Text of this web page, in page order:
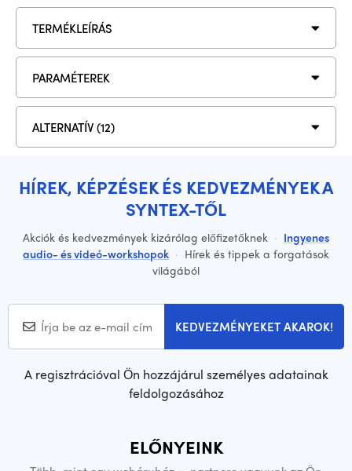
TERMÉKLEÍRÁS
PARAMÉTEREK
ALTERNATÍV (12)
HÍREK, KÉPZÉSEK ÉS KEDVEZMÉNYEK A
SYNTEX-TŐL
Akciók és kedvezmények kizárólag előfizetőknek · Ingyenes
audio- és videó-workshopok · Hírek és tippek a forgatások
világából
KEDVEZMÉNYEKET AKAROK!
A regisztrációval Ön hozzájárul személyes adatainak
feldolgozásához
ELŐNYEINK